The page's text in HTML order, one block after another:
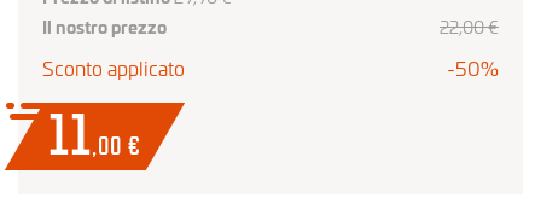
Il nostro prezzo
22,00€
Sconto applicato -50%
11,00 €